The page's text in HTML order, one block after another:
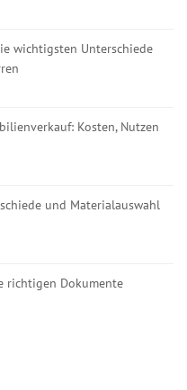
wichtigsten Unterschiede
Kosten, Nutzen
und Materialauswahl
richtigen Dokumente